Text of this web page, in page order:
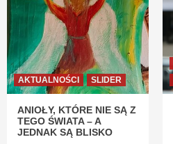
AKTUALNOŚCI SLIDER
ANIOŁY, KTÓRE NIE SĄ Z
TEGO ŚWIATA – A
JEDNAK SĄ BLISKO